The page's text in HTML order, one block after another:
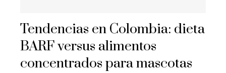
Tendencias en Colombia: dieta
BARF versus alimentos
concentrados para mascotas